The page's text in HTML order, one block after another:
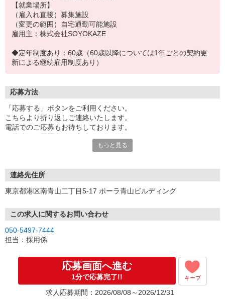
【就業場所】
（雇入れ直後）募集施設
（変更の範囲）自宅通勤可能施設
雇用主：株式会社SOYOKAZE
◆定年制度あり：60歳（60歳以降については1年ごとの契約更
新による継続雇用制度あり）
応募方法
「応募する」ボタンをご利用ください。
こちらより折り返しご連絡いたします。
電話でのご応募もお待ちしております。
※お電話でのお問い合わせは、光IP電話、及びIP電話からはご利用
もっと見る
連絡先住所
東京都港区南青山二丁目5-17 ポーラ青山ビルディング
この求人に関するお問い合わせ
050-5497-7444
担当：採用係
応募画面へ進む
1分で応募完了!! キープ
求人応募期間：2026/08/08～2026/12/31